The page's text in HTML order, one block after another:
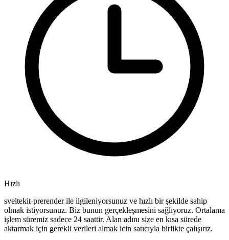
Hızlı
sveltekit-prerender ile ilgileniyorsunuz ve hızlı bir şekilde sahip
olmak istiyorsunuz. Biz bunun gerçekleşmesini sağlıyoruz. Ortalama
işlem süremiz sadece 24 saattir. Alan adını size en kısa sürede
aktarmak için gerekli verileri almak icin satıcıyla birlikte çalışırız.